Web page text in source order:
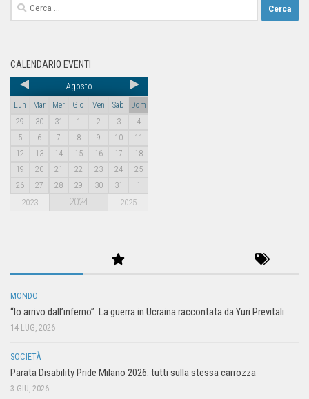
CALENDARIO EVENTI
Agosto
Lun Mar Mer Gio Ven Sab
Dom
29
30 31 1 2 3
4
5
6 7 8 9 10
11
12
13 14 15 16 17
18
19
20 21 22 23 24
25
26
27 28 29 30 31 1
2023 2024 2025
MONDO
“Io arrivo dall’inferno”. La guerra in Ucraina raccontata da Yuri Previtali
14 LUG, 2026
SOCIETÀ
Parata Disability Pride Milano 2026: tutti sulla stessa carrozza
3 GIU, 2026